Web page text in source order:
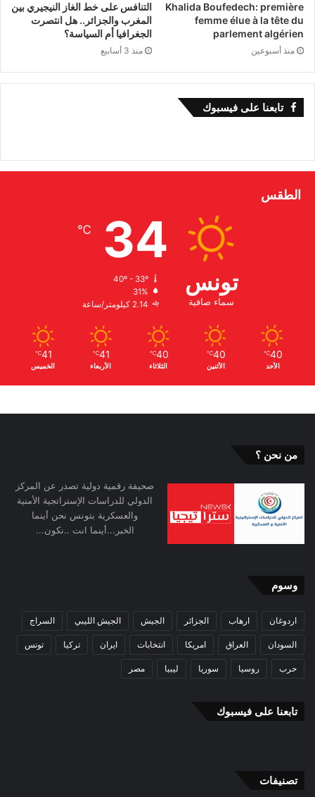
Khalida Boufedech: première
femme élue à la tête du
parlement algérien
منذ أسبوعين
التنافس على خط الغاز النيجيري بين
المغرب والجزائر.. هل انتصرت
الجغرافيا أم السياسة؟
منذ 3 أسابيع
تابعنا على فيسبوك
الطقس
تونس
سماء صافية
34
℃
40º - 33º
31%
2.14 كيلومتر/ساعة
40
℃
الأحد
40
℃
الأثنين
40
℃
الثلاثاء
41
℃
الأربعاء
41
℃
الخميس
من نحن ؟
صحيفة رقمية دولية تصدر عن المركز
الدولي للدراسات الإستراتجية الأمنية
والعسكرية بتونس نحن أينما
الخبر...أينما انت ..نكون...
وسوم
اردوغان ارهاب الجزائر الجيش الجيش الليبي السراج
السودان العراق امريكا انتخابات ايران تركيا تونس
حرب روسيا سوريا ليبيا مصر
تابعنا على فيسبوك
تصنيفات